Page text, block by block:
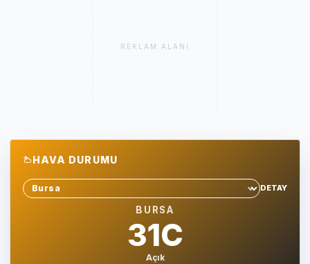
REKLAM ALANI
HAVA DURUMU
Sehir sec
DETAY
BURSA
31C
Açık